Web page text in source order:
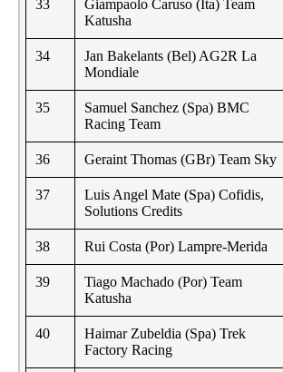
33
Giampaolo Caruso (Ita) Team
Katusha
34
Jan Bakelants (Bel) AG2R La
Mondiale
35
Samuel Sanchez (Spa) BMC
Racing Team
36 Geraint Thomas (GBr) Team Sky
37
Luis Angel Mate (Spa) Cofidis,
Solutions Credits
38 Rui Costa (Por) Lampre-Merida
39
Tiago Machado (Por) Team
Katusha
40
Haimar Zubeldia (Spa) Trek
Factory Racing